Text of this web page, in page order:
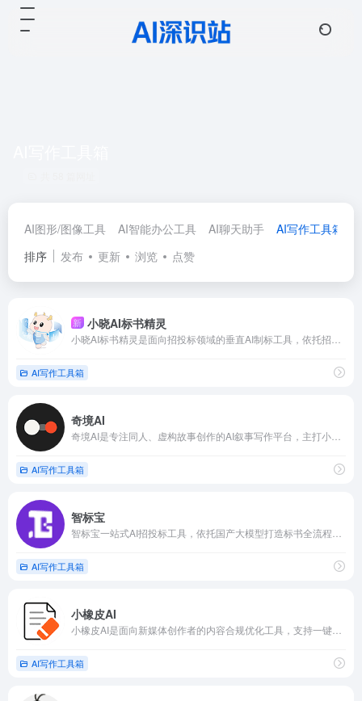
AI图形/图像工具 AI智能办公工具 AI聊天助手 AI写作工具箱
排序
发布 更新 浏览 点赞
新 小晓AI标书精灵
AI写作工具箱
奇境AI
AI写作工具箱
智标宝
AI写作工具箱
小橡皮AI
AI写作工具箱